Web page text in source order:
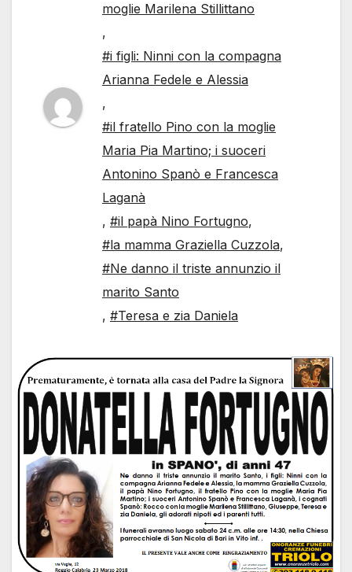
moglie Marilena Stillittano
,
#i figli: Ninni con la compagna
Arianna Fedele e Alessia
,
#il fratello Pino con la moglie
Maria Pia Martino; i suoceri
Antonino Spanò e Francesca
Laganà
, #il papà Nino Fortugno,
#la mamma Graziella Cuzzola,
#Ne danno il triste annunzio il
marito Santo
, #Teresa e zia Daniela